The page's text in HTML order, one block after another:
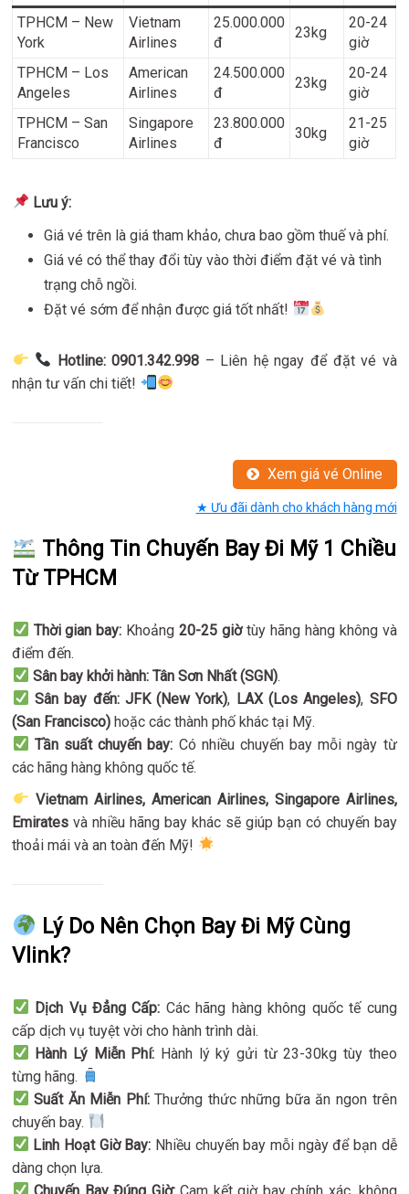
TPHCM – New
York
Vietnam
Airlines
25.000.000
đ
23kg
20-24
giờ
TPHCM – Los
Angeles
American
Airlines
24.500.000
đ
23kg
20-24
giờ
TPHCM – San
Francisco
Singapore
Airlines
23.800.000
đ
30kg
21-25
giờ
Lưu ý:
Giá vé trên là giá tham khảo, chưa bao gồm thuế và phí.
Giá vé có thể thay đổi tùy vào thời điểm đặt vé và tình
trạng chỗ ngồi.
Đặt vé sớm để nhận được giá tốt nhất!
Hotline: 0901.342.998 – Liên hệ ngay để đặt vé và
nhận tư vấn chi tiết!
Xem giá vé Online
★ Ưu đãi dành cho khách hàng mới
Thông Tin Chuyến Bay Đi Mỹ 1 Chiều
Từ TPHCM
Thời gian bay: Khoảng20-25 giờtùy hãng hàng không và
điểm đến.
Sân bay khởi hành: Tân Sơn Nhất (SGN).
Sân bay đến: JFK (New York), LAX (Los Angeles), SFO
(San Francisco) hoặc các thành phố khác tại Mỹ.
Tần suất chuyến bay: Có nhiều chuyến bay mỗi ngày từ
các hãng hàng không quốc tế.
Vietnam Airlines, American Airlines, Singapore Airlines,
Emirates và nhiều hãng bay khác sẽ giúp bạn có chuyến bay
thoải mái và an toàn đến Mỹ!
Lý Do Nên Chọn Bay Đi Mỹ Cùng
Vlink?
Dịch Vụ Đẳng Cấp: Các hãng hàng không quốc tế cung
cấp dịch vụ tuyệt vời cho hành trình dài.
Hành Lý Miễn Phí: Hành lý ký gửi từ 23-30kg tùy theo
từng hãng.
Suất Ăn Miễn Phí:Thưởng thức những bữa ăn ngon trên
chuyến bay.
Linh Hoạt Giờ Bay: Nhiều chuyến bay mỗi ngày để bạn dễ
dàng chọn lựa.